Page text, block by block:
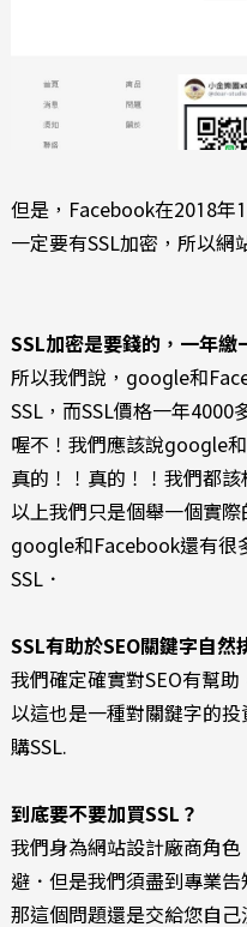
但是，Facebook在2018年
一定要有SSL加密，所以網
SSL加密是要錢的，一年
所以我們說，google和
SSL，而SSL價格一年4000
喔不！我們應該說google
真的！！真的！！我們都該
以上我們只是個舉一個實際
google和Facebook還有很
SSL．
SSL有助於SEO關鍵字自然
我們確定確實對SEO有幫
以這也是一種對關鍵字的
購SSL.
到底要不要加買SSL？
我們身為網站設計廠商角
避．但是我們須盡到專業告
那這個問題還是交給您自己